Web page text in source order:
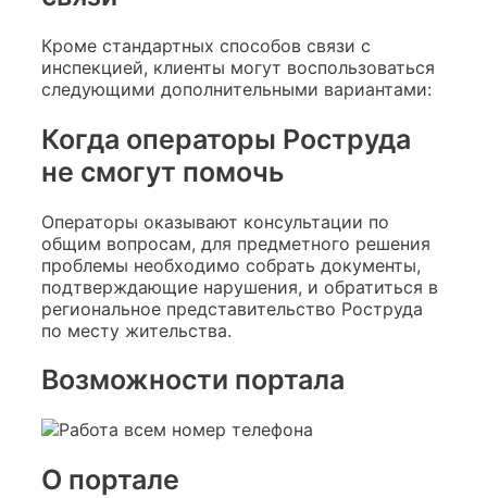
Кроме стандартных способов связи с
инспекцией, клиенты могут воспользоваться
следующими дополнительными вариантами:
Когда операторы Роструда
не смогут помочь
Операторы оказывают консультации по
общим вопросам, для предметного решения
проблемы необходимо собрать документы,
подтверждающие нарушения, и обратиться в
региональное представительство Роструда
по месту жительства.
Возможности портала
О портале